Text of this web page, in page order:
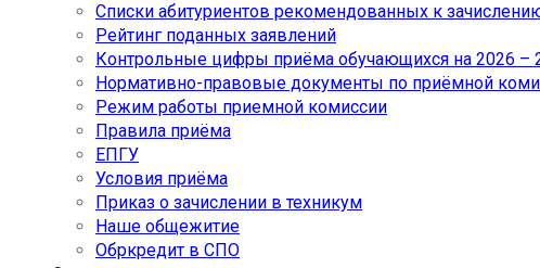
Cписки абитуриентов рекомендованных к
Рейтинг поданных заявлений
Контрольные цифры приёма обучающихся на 2026 –
Нормативно-правовые документы по приёмной
Режим работы приемной комиссии
Правила приёма
ЕПГУ
Условия приёма
Приказ о зачислении в техникум
Наше общежитие
Обркредит в СПО